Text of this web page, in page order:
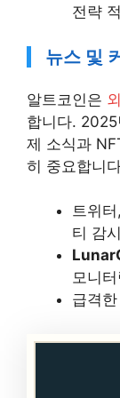
전략
뉴스 및
알트코인은
합니다. 2025
제 소식과
히 중요합니
트위
티 감시
모니
급격